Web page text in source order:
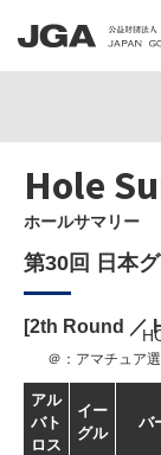
Hole
ホールサマリー
第30回 日本
[2th Round ／
＠：アマチュア
アル
バト
ロス
イー
グル
バ